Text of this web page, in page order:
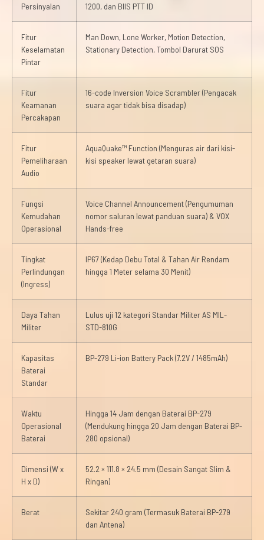
Persinyalan
1200, dan BIIS PTT ID
Fitur
Keselamatan
Pintar
Man Down, Lone Worker, Motion Detection,
Stationary Detection, Tombol Darurat SOS
Fitur
Keamanan
Percakapan
16-code Inversion Voice Scrambler (Pengacak
suara agar tidak bisa disadap)
Fitur
Pemeliharaan
Audio
AquaQuake™ Function (Menguras air dari kisi-
kisi speaker lewat getaran suara)
Fungsi
Kemudahan
Operasional
Voice Channel Announcement (Pengumuman
nomor saluran lewat panduan suara) & VOX
Hands-free
Tingkat
Perlindungan
(Ingress)
IP67 (Kedap Debu Total & Tahan Air Rendam
hingga 1 Meter selama 30 Menit)
Daya Tahan
Militer
Lulus uji 12 kategori Standar Militer AS MIL-
STD-810G
Kapasitas
Baterai
Standar
BP-279 Li-ion Battery Pack (7.2V / 1485mAh)
Waktu
Operasional
Baterai
Hingga 14 Jam dengan Baterai BP-279
(Mendukung hingga 20 Jam dengan Baterai BP-
280 opsional)
Dimensi (W x
H x D)
52.2 × 111.8 × 24.5 mm (Desain Sangat Slim &
Ringan)
Berat
Sekitar 240 gram (Termasuk Baterai BP-279
dan Antena)